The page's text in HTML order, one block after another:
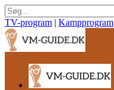
TV-program | Kampprogram